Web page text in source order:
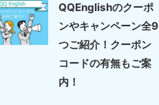
QQEnglishのクーポ
ンやキャンペーン全9
つご紹介！クーポン
コードの有無もご案
内！